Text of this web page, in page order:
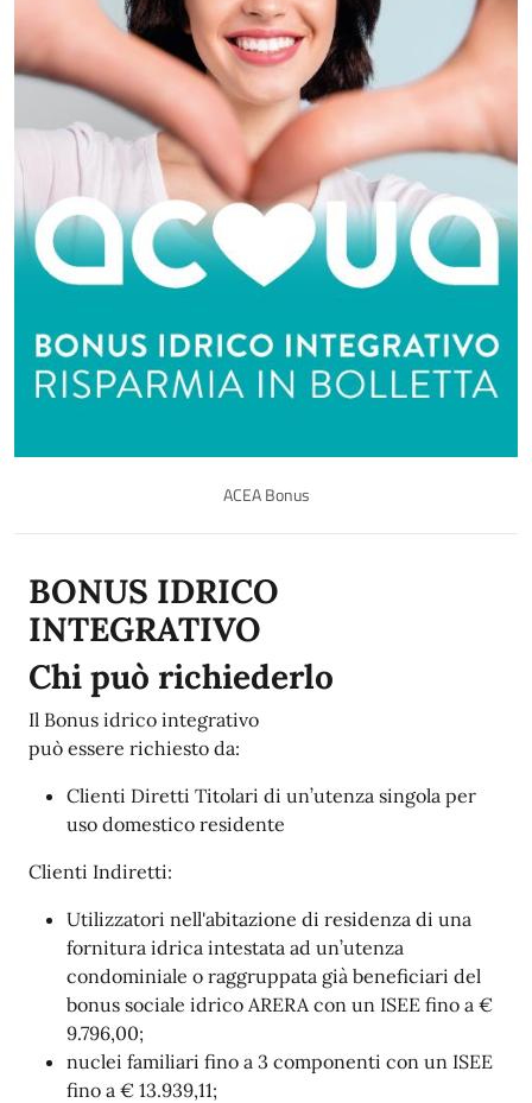
ACEA Bonus
Descrizione
BONUS IDRICO
INTEGRATIVO
Chi può richiederlo
Il Bonus idrico integrativo
può essere richiesto da:
Clienti Diretti Titolari di un’utenza singola per
uso domestico residente
Clienti Indiretti:
Utilizzatori nell'abitazione di residenza di una
fornitura idrica intestata ad un’utenza
condominiale o raggruppata già beneficiari del
bonus sociale idrico ARERA con un ISEE fino a €
9.796,00;
nuclei familiari fino a 3 componenti con un ISEE
fino a € 13.939,11;